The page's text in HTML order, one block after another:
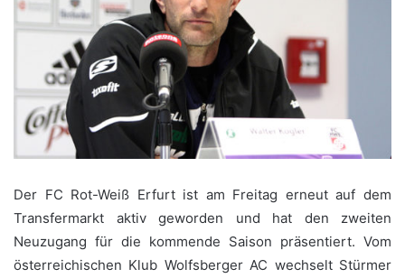
Der FC Rot-Weiß Erfurt ist am Freitag erneut auf dem
Transfermarkt aktiv geworden und hat den zweiten
Neuzugang für die kommende Saison präsentiert. Vom
österreichischen Klub Wolfsberger AC wechselt Stürmer